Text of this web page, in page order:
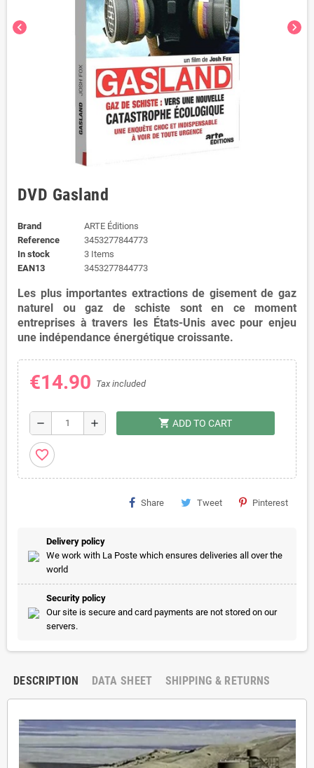
chevron_left chevron_right
DVD Gasland
Brand
ARTE Éditions
Reference
3453277844773
In stock
3 Items
EAN13
3453277844773
Les plus importantes extractions de gisement de gaz
naturel ou gaz de schiste sont en ce moment
entreprises à travers les États-Unis avec pour enjeu
une indépendance énergétique croissante.
€14.90 Tax included
remove add shopping_cart ADD TO CART
favorite_border
Share Tweet Pinterest
Delivery policy
We work with La Poste which ensures deliveries all over the
world
Security policy
Our site is secure and card payments are not stored on our
servers.
DESCRIPTION DATA SHEET SHIPPING & RETURNS